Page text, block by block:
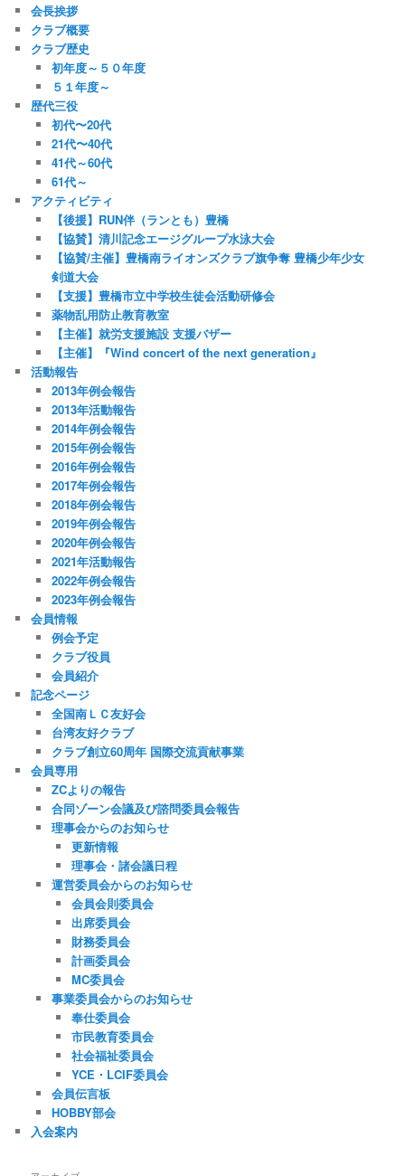
会長挨拶
クラブ概要
クラブ歴史
初年度～５０年度
５１年度～
歴代三役
初代〜20代
21代〜40代
41代～60代
61代～
アクティビティ
【後援】RUN伴（ランとも）豊橋
【協賛】清川記念エージグループ水泳大会
【協賛/主催】豊橋南ライオンズクラブ旗争奪 豊橋少年少女
剣道大会
【支援】豊橋市立中学校生徒会活動研修会
薬物乱用防止教育教室
【主催】就労支援施設 支援バザー
【主催】『Wind concert of the next generation』
活動報告
2013年例会報告
2013年活動報告
2014年例会報告
2015年例会報告
2016年例会報告
2017年例会報告
2018年例会報告
2019年例会報告
2020年例会報告
2021年活動報告
2022年例会報告
2023年例会報告
会員情報
例会予定
クラブ役員
会員紹介
記念ページ
全国南ＬＣ友好会
台湾友好クラブ
クラブ創立60周年 国際交流貢献事業
会員専用
ZCよりの報告
合同ゾーン会議及び諮問委員会報告
理事会からのお知らせ
更新情報
理事会・諸会議日程
運営委員会からのお知らせ
会員会則委員会
出席委員会
財務委員会
計画委員会
MC委員会
事業委員会からのお知らせ
奉仕委員会
市民教育委員会
社会福祉委員会
YCE・LCIF委員会
会員伝言板
HOBBY部会
入会案内